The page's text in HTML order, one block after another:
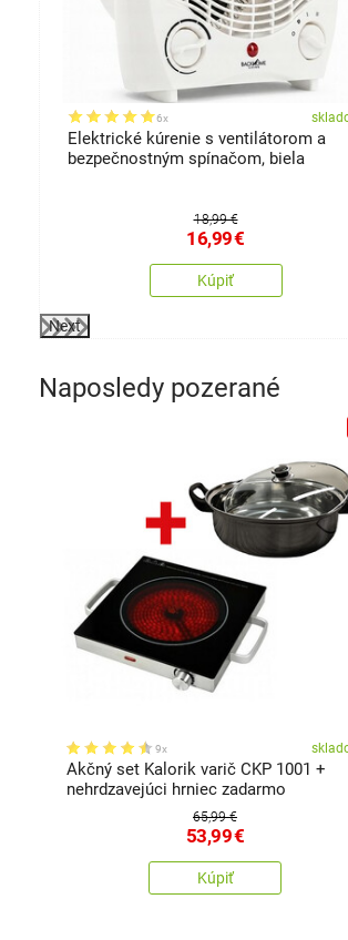
6x
Elektrické kúrenie s ventilátorom a
bezpečnostným spínačom, biela
18,99 €
16,99€
Kúpiť
Next
Naposledy pozerané
9x
Akčný set Kalorik varič CKP 1001 +
nehrdzavejúci hrniec zadarmo
65,99 €
53,99€
Kúpiť